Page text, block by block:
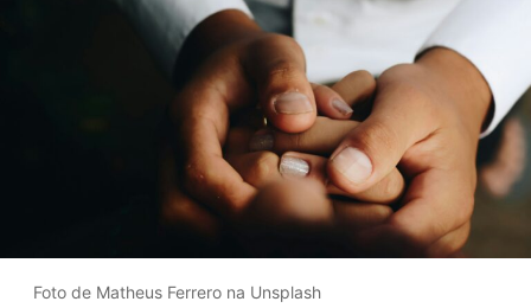
Foto de Matheus Ferrero na Unsplash